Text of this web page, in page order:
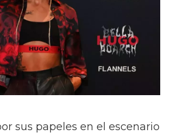
sus papeles en el escenario